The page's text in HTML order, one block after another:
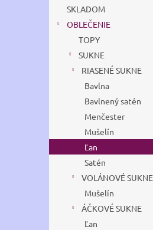
SKLADOM
OBLEČENIE
TOPY
SUKNE
RIASENÉ SUKNE
Bavlna
Bavlnený satén
Menčester
Mušelín
Ľan
Satén
VOLÁNOVÉ SUKNE
Mušelín
ÁČKOVÉ SUKNE
Ľan